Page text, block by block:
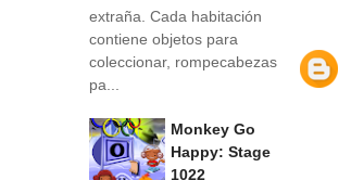
extraña. Cada habitación
contiene objetos para
coleccionar, rompecabezas
pa...
Monkey Go
Happy: Stage
1022